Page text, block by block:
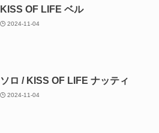
KISS OF LIFE ベル
2024-11-04
ソロ / KISS OF LIFE ナッティ
2024-11-04